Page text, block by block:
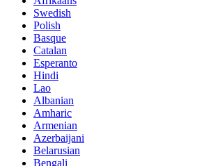
Swedish
Polish
Basque
Catalan
Esperanto
Hindi
Lao
Albanian
Amharic
Armenian
Azerbaijani
Belarusian
Bengali